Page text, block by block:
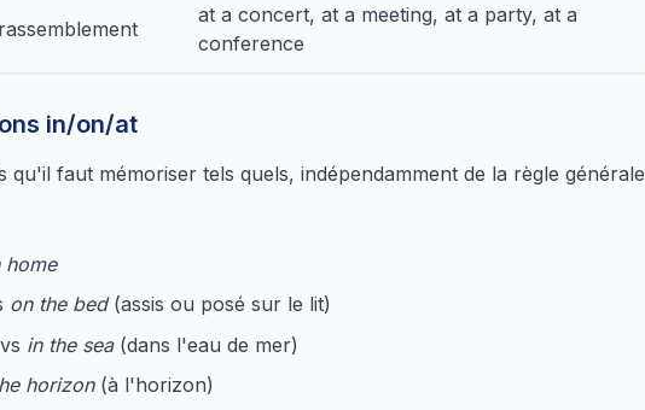
at a concert, at a meeting, at a party, at a
conference
in/on/at
qu'il faut mémoriser tels quels, indépendamment de la règle générale
home
on the bed(assis ou posé sur le lit)
in the sea(dans l'eau de mer)
horizon(à l'horizon)